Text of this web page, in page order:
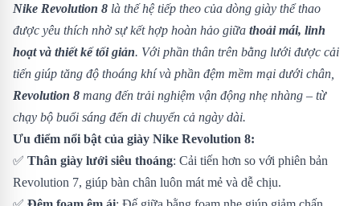
Nike Revolution 8 là thế hệ tiếp theo của dòng giày thể thao
được yêu thích nhờ sự kết hợp hoàn hảo giữa thoải mái, linh
hoạt và thiết kế tối giản. Với phần thân trên bằng lưới được cải
tiến giúp tăng độ thoáng khí và phần đệm mềm mại dưới chân,
Revolution 8 mang đến trải nghiệm vận động nhẹ nhàng – từ
chạy bộ buổi sáng đến di chuyển cả ngày dài.
Ưu điểm nổi bật của giày Nike Revolution 8:
✅ Thân giày lưới siêu thoáng: Cải tiến hơn so với phiên bản
Revolution 7, giúp bàn chân luôn mát mẻ và dễ chịu.